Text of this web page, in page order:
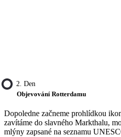
2. Den
Objevování Rotterdamu
Dopoledne začneme prohlídkou
zavítáme do slavného Markthalu,
mlýny zapsané na seznamu